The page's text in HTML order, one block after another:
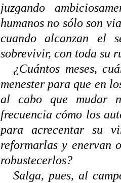
juzgando
humanos no sólo son
cuando alcanzan el
sobrevivir, con toda su
¿Cuántos meses,
menester para que en
al cabo que mudar
frecuencia cómo los
para acrecentar su
reformarlas y enervan
robustecerlos?
Salga, pues, al